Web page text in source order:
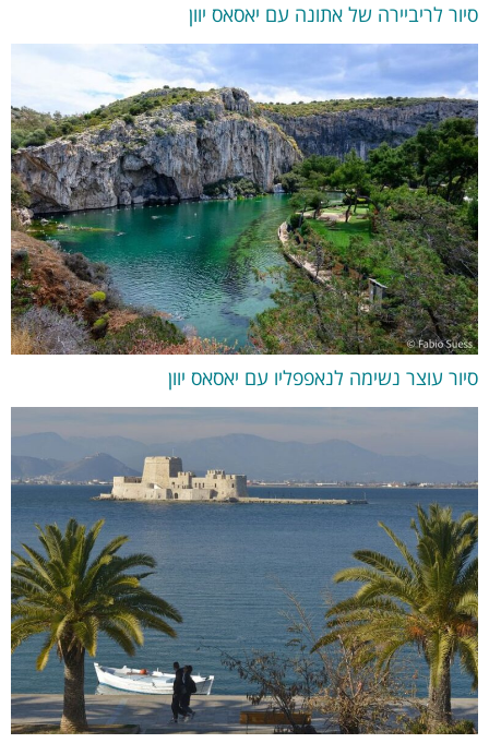
סיור לריביירה של אתונה עם יאסאס יוון
סיור עוצר נשימה לנאפפליו עם יאסאס יוון